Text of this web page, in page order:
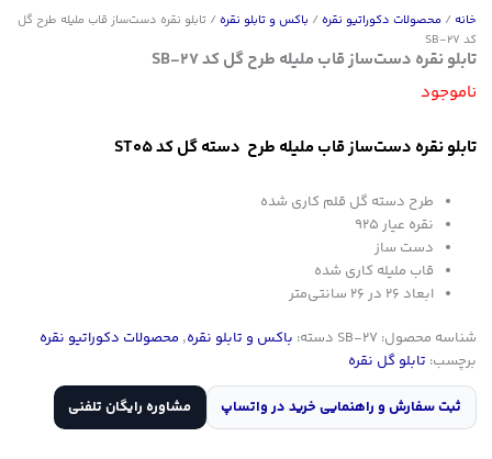
خانه / محصولات دکوراتیو نقره / باکس و تابلو نقره / تابلو نقره دست‌ساز قاب ملیله طرح گل
کد SB-27
تابلو نقره دست‌ساز قاب ملیله طرح گل کد SB-27
ناموجود
تابلو نقره دست‌ساز قاب ملیله طرح دسته گل کد ST05
طرح دسته گل قلم کاری شده
نقره عیار 925
دست ساز
قاب ملیله کاری شده
ابعاد 26 در 26 سانتی‌متر
شناسه محصول: SB-27 دسته: باکس و تابلو نقره, محصولات دکوراتیو نقره
برچسب: تابلو گل نقره
ثبت سفارش و راهنمایی خرید در واتساپ مشاوره رایگان تلفنی